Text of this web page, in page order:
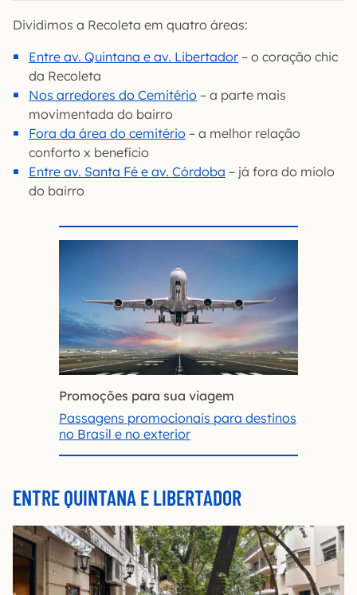
Dividimos a Recoleta em quatro áreas:
Entre av. Quintana e av. Libertador – o coração chic
da Recoleta
Nos arredores do Cemitério – a parte mais
movimentada do bairro
Fora da área do cemitério – a melhor relação
conforto x benefício
Entre av. Santa Fé e av. Córdoba – já fora do miolo
do bairro
Promoções para sua viagem
Passagens promocionais para destinos
no Brasil e no exterior
ENTRE QUINTANA E LIBERTADOR